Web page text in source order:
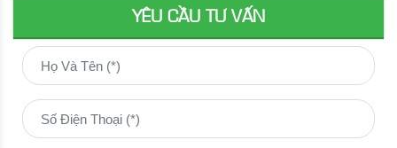
YÊU CẦU TƯ VẤN